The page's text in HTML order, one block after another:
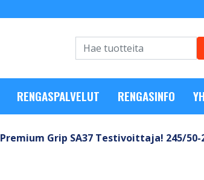
RENGASPALVELUT RENGASINFO
Premium Grip SA37 Testivoittaja! 245/50-